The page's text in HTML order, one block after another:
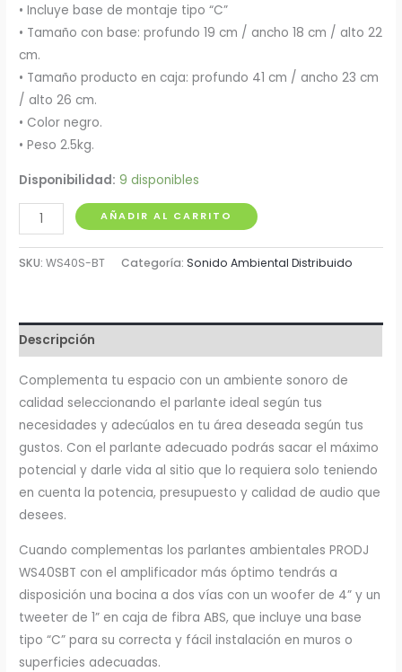
• Incluye base de montaje tipo “C”
• Tamaño con base: profundo 19 cm / ancho 18 cm / alto 22
cm.
• Tamaño producto en caja: profundo 41 cm / ancho 23 cm
/ alto 26 cm.
• Color negro.
• Peso 2.5kg.
Disponibilidad: 9 disponibles
Cabina
Sonido
Ambiental
Unidad
Pro
WS40S-
AÑADIR AL CARRITO
SKU:WS40S-BT Categoría:Sonido Ambiental Distribuido
Descripción
Complementa tu espacio con un ambiente sonoro de
calidad seleccionando el parlante ideal según tus
necesidades y adecúalos en tu área deseada según tus
gustos. Con el parlante adecuado podrás sacar el máximo
potencial y darle vida al sitio que lo requiera solo teniendo
en cuenta la potencia, presupuesto y calidad de audio que
desees.
Cuando complementas los parlantes ambientales PRODJ
WS40SBT con el amplificador más óptimo tendrás a
disposición una bocina a dos vías con un woofer de 4” y un
tweeter de 1” en caja de fibra ABS, que incluye una base
tipo “C” para su correcta y fácil instalación en muros o
superficies adecuadas.